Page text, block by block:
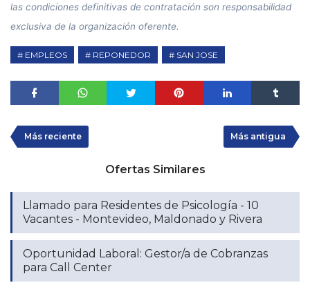
las condiciones definitivas de contratación son responsabilidad
exclusiva de la organización oferente.
EMPLEOS REPONEDOR SAN JOSE
Más reciente Más antigua
Ofertas Similares
Llamado para Residentes de Psicología - 10
Vacantes - Montevideo, Maldonado y Rivera
Oportunidad Laboral: Gestor/a de Cobranzas
para Call Center